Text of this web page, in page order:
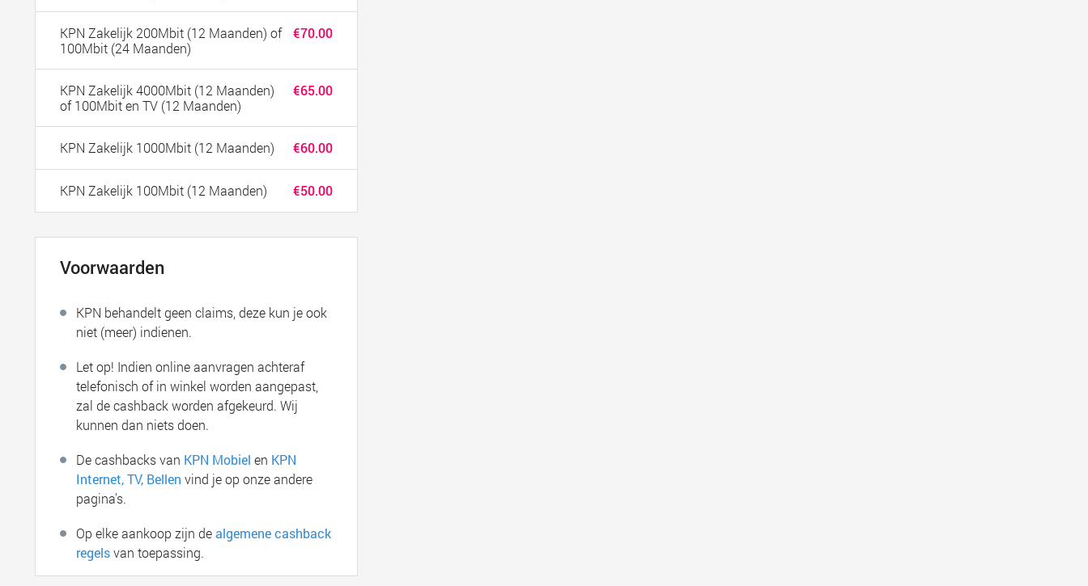
€70.00
KPN Zakelijk 200Mbit (12 Maanden) of
100Mbit (24 Maanden)
€65.00
KPN Zakelijk 4000Mbit (12 Maanden)
of 100Mbit en TV (12 Maanden)
€60.00
KPN Zakelijk 1000Mbit (12 Maanden)
€50.00
KPN Zakelijk 100Mbit (12 Maanden)
Voorwaarden
KPN behandelt geen claims, deze kun je ook
niet (meer) indienen.
Let op! Indien online aanvragen achteraf
telefonisch of in winkel worden aangepast,
zal de cashback worden afgekeurd. Wij
kunnen dan niets doen.
De cashbacks van KPN Mobiel en KPN
Internet, TV, Bellen vind je op onze andere
pagina's.
Op elke aankoop zijn dealgemene cashback
regelsvan toepassing.